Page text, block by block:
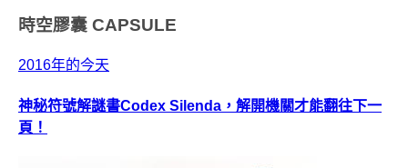
時空膠囊 CAPSULE
2016年的今天
神秘符號解謎書Codex Silenda，解開機關才能翻往下一
頁！